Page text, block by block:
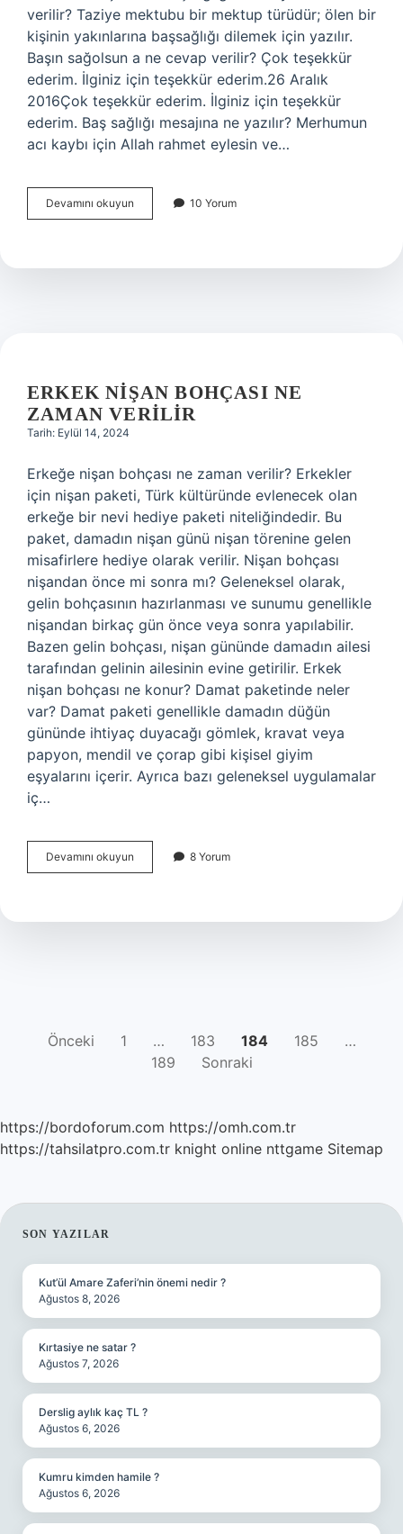
verilir? Taziye mektubu bir mektup türüdür; ölen bir
kişinin yakınlarına başsağlığı dilemek için yazılır.
Başın sağolsun a ne cevap verilir? Çok teşekkür
ederim. İlginiz için teşekkür ederim.26 Aralık
2016Çok teşekkür ederim. İlginiz için teşekkür
ederim. Baş sağlığı mesajına ne yazılır? Merhumun
acı kaybı için Allah rahmet eylesin ve…
Devamını okuyun Başsağlığı
Dilerken
10 Yorum
ERKEK NIŞAN BOHÇASI NE
ZAMAN VERILIR
Tarih: Eylül 14, 2024
Erkeğe nişan bohçası ne zaman verilir? Erkekler
için nişan paketi, Türk kültüründe evlenecek olan
erkeğe bir nevi hediye paketi niteliğindedir. Bu
paket, damadın nişan günü nişan törenine gelen
misafirlere hediye olarak verilir. Nişan bohçası
nişandan önce mi sonra mı? Geleneksel olarak,
gelin bohçasının hazırlanması ve sunumu genellikle
nişandan birkaç gün önce veya sonra yapılabilir.
Bazen gelin bohçası, nişan gününde damadın ailesi
tarafından gelinin ailesinin evine getirilir. Erkek
nişan bohçası ne konur? Damat paketinde neler
var? Damat paketi genellikle damadın düğün
gününde ihtiyaç duyacağı gömlek, kravat veya
papyon, mendil ve çorap gibi kişisel giyim
eşyalarını içerir. Ayrıca bazı geleneksel uygulamalar
iç…
Devamını okuyun
Nişan
Zaman
8 Yorum
YAZI
SAYFALAMASI
Önceki 1 … 183 184 185
…
189
Sonraki
https://bordoforum.com https://omh.com.tr
https://tahsilatpro.com.tr knight online nttgame Sitemap
SIDEBAR
SON YAZILAR
Kut’ül Amare Zaferi’nin önemi nedir ?
Ağustos 8, 2026
Kırtasiye ne satar ?
Ağustos 7, 2026
Derslig aylık kaç TL ?
Ağustos 6, 2026
Kumru kimden hamile ?
Ağustos 6, 2026